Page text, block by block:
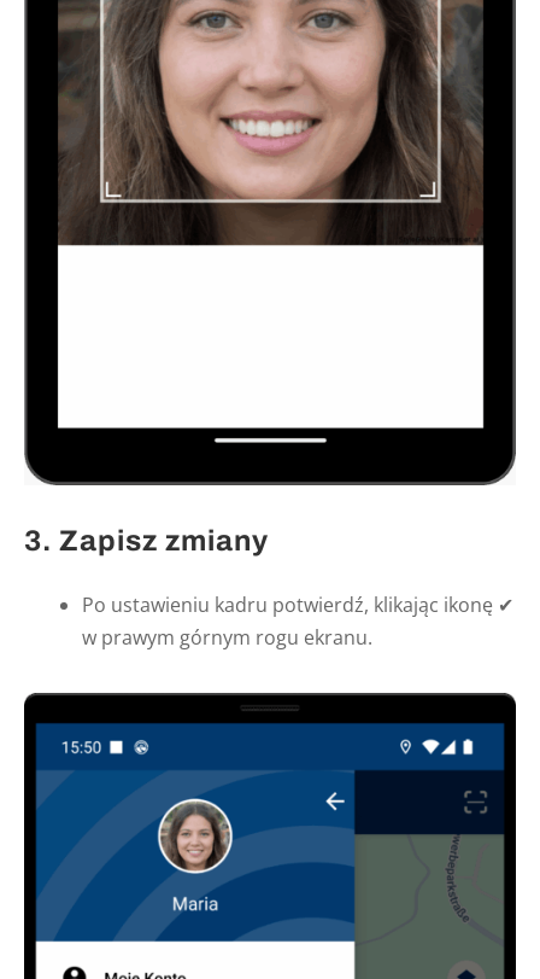
3. Zapisz zmiany
Po ustawieniu kadru potwierdź, klikając ikonę ✔
w prawym górnym rogu ekranu.